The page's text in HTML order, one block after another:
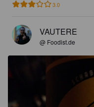
3.0
VAUTERE
@ Foodist.de